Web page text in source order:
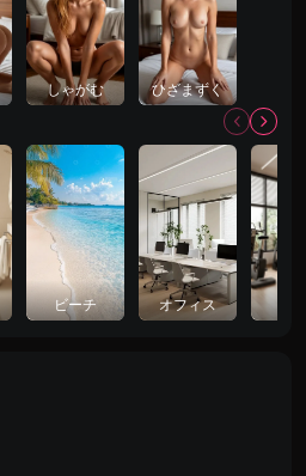
しゃがむ ひざまずく
ビーチ オフィス